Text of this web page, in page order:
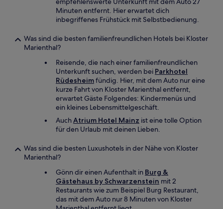
Minuten entfernt. Hier erwartet dich
inbegriffenes Frühstück mit Selbstbedienung.
Was sind die besten familienfreundlichen Hotels bei Kloster
Marienthal?
Reisende, die nach einer familienfreundlichen
Unterkunft suchen, werden bei Parkhotel
Rüdesheimfündig. Hier, mit dem Auto nur eine
kurze Fahrt von Kloster Marienthal entfernt,
erwartet Gäste Folgendes: Kindermenüs und
ein kleines Lebensmittelgeschäft.
AuchAtrium Hotel Mainz ist eine tolle Option
für den Urlaub mit deinen Lieben.
Was sind die besten Luxushotels in der Nähe von Kloster
Marienthal?
Gönn dir einen Aufenthalt in Burg &
Gästehaus by Schwarzenstein mit 2
Restaurants wie zum Beispiel Burg Restaurant,
das mit dem Auto nur 8 Minuten von Kloster